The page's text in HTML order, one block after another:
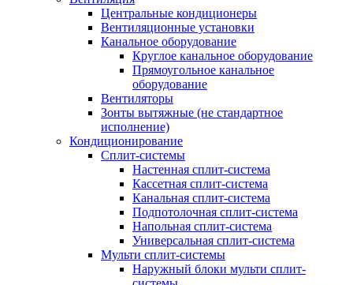
Центральные кондиционеры
Вентиляционные установки
Канальное оборудование
Круглое канальное оборудование
Прямоугольное канальное
оборудование
Вентиляторы
Зонты вытяжные (не стандартное
исполнение)
Кондиционирование
Сплит-системы
Настенная сплит-система
Кассетная сплит-система
Канальная сплит-система
Подпотолочная сплит-система
Напольная сплит-система
Универсальная сплит-система
Мульти сплит-системы
Наружный блоки мульти сплит-